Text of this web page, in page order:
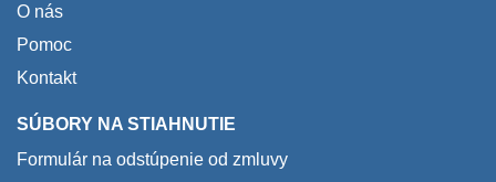
O nás
Pomoc
Kontakt
SÚBORY NA STIAHNUTIE
Formulár na odstúpenie od zmluvy